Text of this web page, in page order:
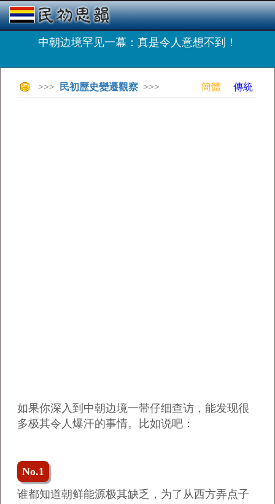
中朝边境罕见一幕：真是令人意想不到！
>>> 民初歷史變遷觀察 >>> 簡體 傳統
如果你深入到中朝边境一带仔细查访，能发现很
多极其令人爆汗的事情。比如说吧：
No.1
谁都知道朝鲜能源极其缺乏，为了从西方弄点子